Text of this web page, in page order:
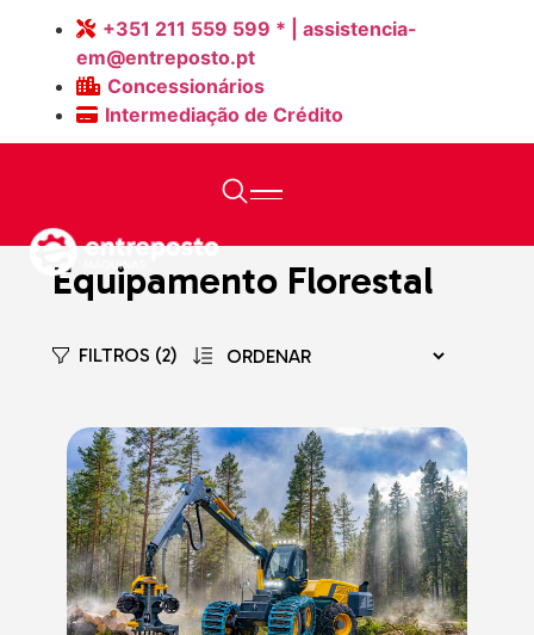
+351 211 559 599 * | assistencia-
em@entreposto.pt
Concessionários
Intermediação de Crédito
Equipamento Florestal
FILTROS (2)